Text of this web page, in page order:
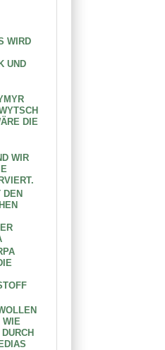
WIRD
UND
DIE
WIR
DEN
WIE